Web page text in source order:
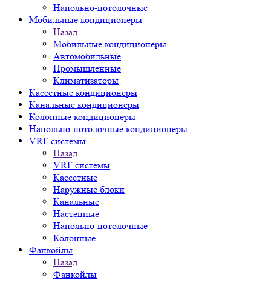
Напольно-потолочные
Мобильные кондиционеры
Назад
Мобильные кондиционеры
Автомобильные
Промышленные
Климатизаторы
Кассетные кондиционеры
Канальные кондиционеры
Колонные кондиционеры
Напольно-потолочные кондиционеры
VRF системы
Назад
VRF системы
Кассетные
Наружные блоки
Канальные
Настенные
Напольно-потолочные
Колонные
Фанкойлы
Назад
Фанкойлы